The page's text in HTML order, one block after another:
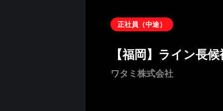
正社員（中途）
【福岡】ライン長候
ワタミ株式会社